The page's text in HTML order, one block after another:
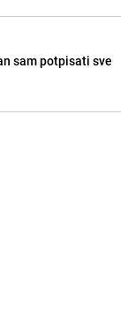
sam potpisati sve